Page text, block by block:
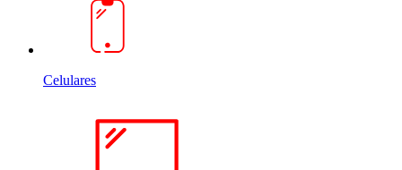
Celulares